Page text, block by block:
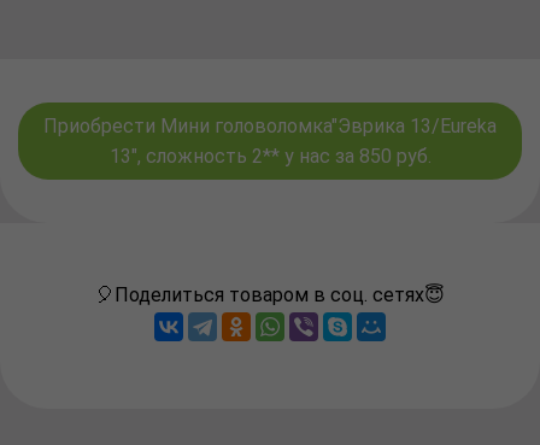
Приобрести Мини головоломка"Эврика 13/Eureka
13", сложность 2** у нас за 850 руб.
🎈Поделиться товаром в соц. сетях😇